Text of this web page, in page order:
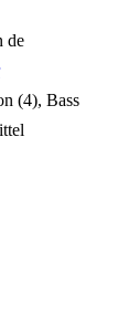
de
(4), Bass